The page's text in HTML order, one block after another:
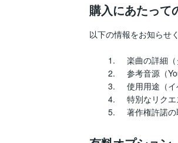
購入にあたって
以下の情報をお知らせ
5.	著作権許